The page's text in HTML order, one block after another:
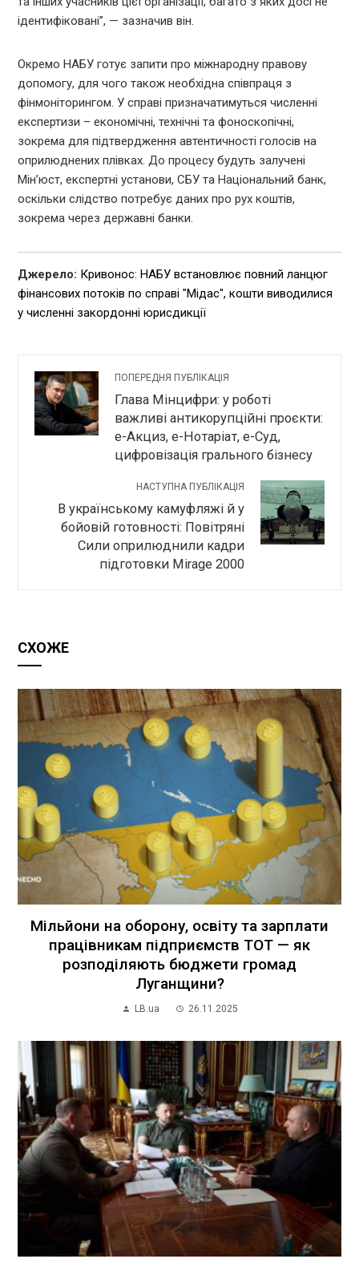
ідентифіковані”, — зазначив він.
Окремо НАБУ готує запити про міжнародну правову
допомогу, для чого також необхідна співпраця з
фінмоніторингом. У справі призначатимуться численні
експертизи – економічні, технічні та фоноскопічні,
зокрема для підтвердження автентичності голосів на
оприлюднених плівках. До процесу будуть залучені
Мін’юст, експертні установи, СБУ та Національний банк,
оскільки слідство потребує даних про рух коштів,
зокрема через державні банки.
Джерело: Кривонос: НАБУ встановлює повний ланцюг
фінансових потоків по справі "Мідас", кошти виводилися
у численні закордонні юрисдикції
ПОПЕРЕДНЯ ПУБЛІКАЦІЯ
Глава Мінцифри: у роботі
важливі антикорупційні проєкти:
е-Акциз, е-Нотаріат, е-Суд,
цифровізація грального бізнесу
НАСТУПНА ПУБЛІКАЦІЯ
В українському камуфляжі й у
бойовій готовності: Повітряні
Сили оприлюднили кадри
підготовки Mirage 2000
СХОЖЕ
Мільйони на оборону, освіту та зарплати
працівникам підприємств ТОТ — як
розподіляють бюджети громад
Луганщини?
LB.ua 26.11.2025